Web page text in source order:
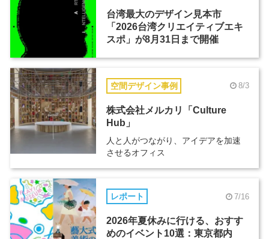
台湾最大のデザイン見本市
「2026台湾クリエイティブエキ
スポ」が8月31日まで開催
空間デザイン事例 8/3
株式会社メルカリ「Culture
Hub」
人と人がつながり、アイデアを加速
させるオフィス
レポート 7/16
2026年夏休みに行ける、おすす
めのイベント10選：東京都内